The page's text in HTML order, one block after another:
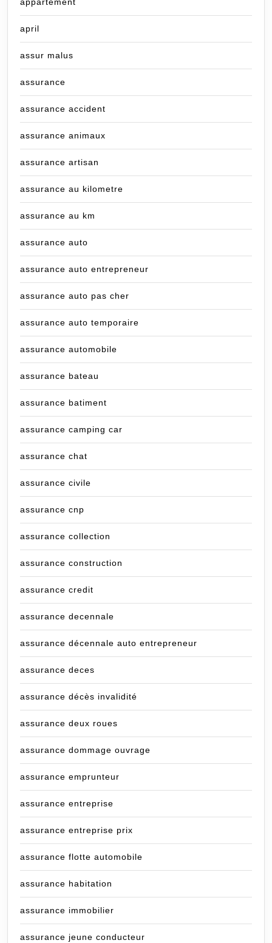
appartement
april
assur malus
assurance
assurance accident
assurance animaux
assurance artisan
assurance au kilometre
assurance au km
assurance auto
assurance auto entrepreneur
assurance auto pas cher
assurance auto temporaire
assurance automobile
assurance bateau
assurance batiment
assurance camping car
assurance chat
assurance civile
assurance cnp
assurance collection
assurance construction
assurance credit
assurance decennale
assurance décennale auto entrepreneur
assurance deces
assurance décès invalidité
assurance deux roues
assurance dommage ouvrage
assurance emprunteur
assurance entreprise
assurance entreprise prix
assurance flotte automobile
assurance habitation
assurance immobilier
assurance jeune conducteur